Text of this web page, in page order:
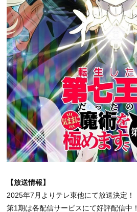
【放送情報】
2025年7月よりテレ東他にて放送決定！
第1期は各配信サービスにて好評配信中！